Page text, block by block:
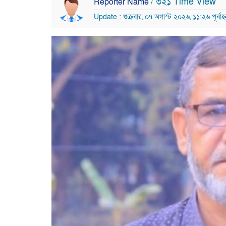
Update : শুক্রবার, ০৭ অগাস্ট ২০২৬, ১১:২৬ পূর্বাহ্ন